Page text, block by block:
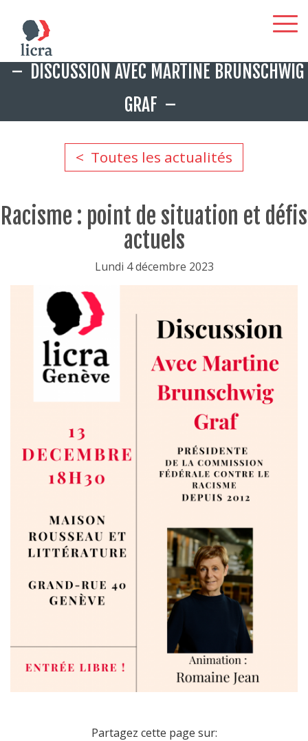
Aller
DISCUSSION AVEC MARTINE BRUNSCHWIG
GRAF
Toutes les actualités
Racisme : point de situation et défis
actuels
Lundi 4 décembre 2023
Partagez cette page sur: